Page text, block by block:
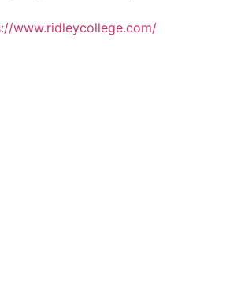
www.ridleycollege.com/